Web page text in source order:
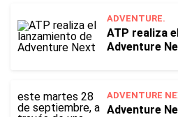
ADVENTURE.
ATP realiza
Adventure
ADVENTURE
Adventure